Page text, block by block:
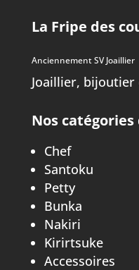
La Fripe des
Anciennement SV Joaillier
Joaillier,
Nos
Chef
Santoku
Petty
Bunka
Nakiri
Kirirtsuke
Accessoires